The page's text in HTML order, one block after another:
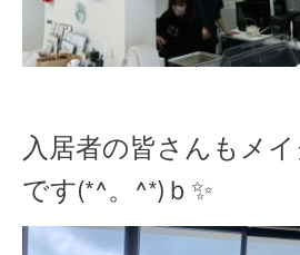
入居者の皆さんもメ
です(*^。^*)ｂ✨